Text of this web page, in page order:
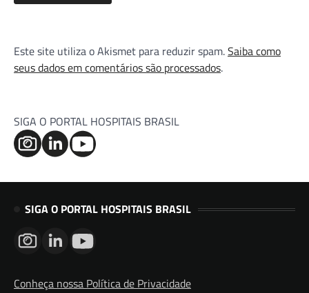
Este site utiliza o Akismet para reduzir spam.Saiba como
seus dados em comentários são processados.
SIGA O PORTAL HOSPITAIS BRASIL
SIGA O PORTAL HOSPITAIS BRASIL
Conheça nossa Política de Privacidade